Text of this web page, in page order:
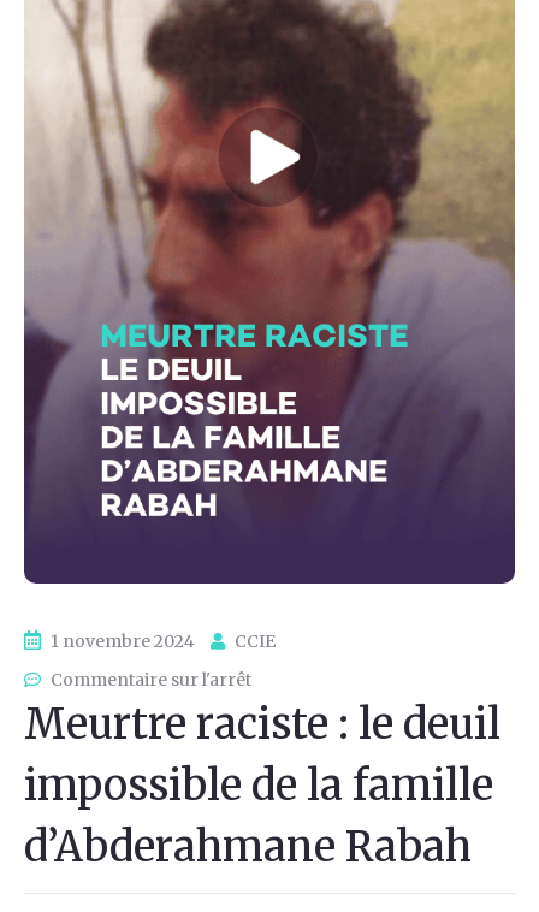
1 novembre 2024
CCIE
Commentaire sur l'arrêt
Meurtre raciste : le deuil
impossible de la famille
d’Abderahmane Rabah